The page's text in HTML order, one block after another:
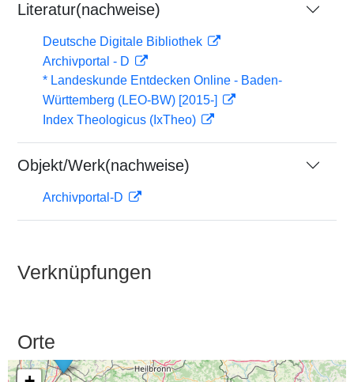
Literatur(nachweise)
Deutsche Digitale Bibliothek
Archivportal - D
* Landeskunde Entdecken Online - Baden-
Württemberg (LEO-BW) [2015-]
Index Theologicus (IxTheo)
Objekt/Werk(nachweise)
Archivportal-D
Verknüpfungen
Orte